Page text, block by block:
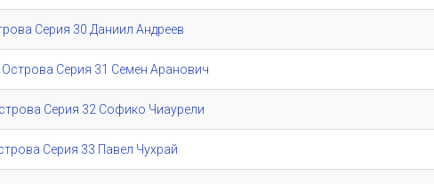
Серия 30 Даниил Андреев
Серия 31 Семен Аранович
Серия 32 Софико Чиаурели
Серия 33 Павел Чухрай